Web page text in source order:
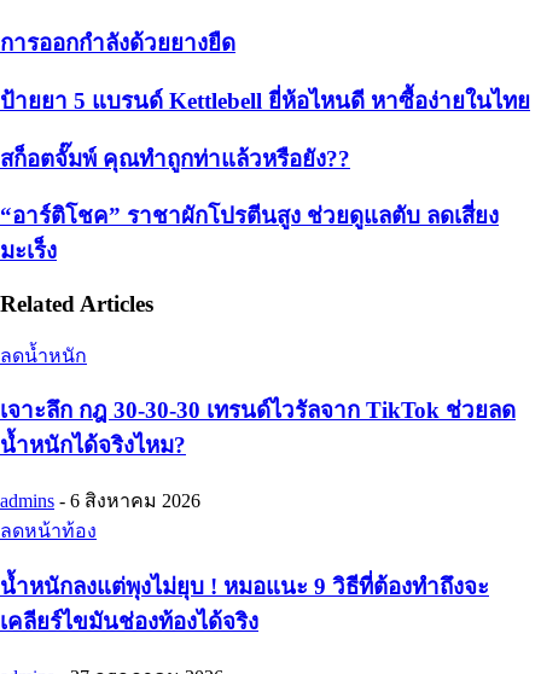
การออกกำลังด้วยยางยืด
ป้ายยา 5 แบรนด์ Kettlebell ยี่ห้อไหนดี หาซื้อง่ายในไทย
สก็อตจั๊มพ์ คุณทำถูกท่าแล้วหรือยัง??
“อาร์ติโชค” ราชาผักโปรตีนสูง ช่วยดูแลตับ ลดเสี่ยง
มะเร็ง
Related Articles
ลดน้ำหนัก
เจาะลึก กฎ 30-30-30 เทรนด์ไวรัลจาก TikTok ช่วยลด
น้ำหนักได้จริงไหม?
admins - 6 สิงหาคม 2026
ลดหน้าท้อง
น้ำหนักลงแต่พุงไม่ยุบ ! หมอแนะ 9 วิธีที่ต้องทำถึงจะ
เคลียร์ไขมันช่องท้องได้จริง